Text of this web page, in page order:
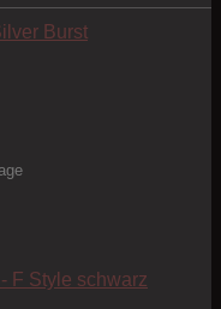
Burst
F Style schwarz